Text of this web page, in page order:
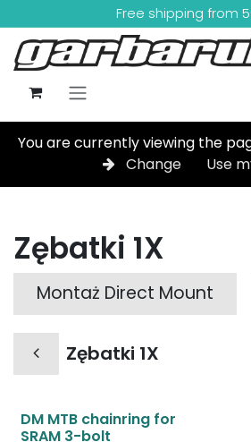
Skip to ContentFree shipping from
You are currently viewing the
Change
Use
Zębatki 1X
Montaż Direct Mount
Zębatki 1X
DM MTB chainring for
SRAM 3-bolt